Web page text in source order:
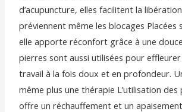
d’acupuncture, elles facilitent la
préviennent même les blocages Placées
elle apporte réconfort grâce à une
pierres sont aussi utilisées pour
travail à la fois doux et en profondeur.
même plus une thérapie L’utilisation des
offre un réchauffement et un